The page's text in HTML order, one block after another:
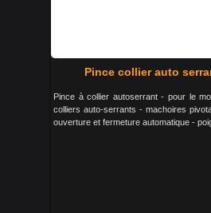
Pince collier auto
Pince à collier autoserrant - pour le
colliers auto-serrants - machoires
ouverture et fermeture automatique -